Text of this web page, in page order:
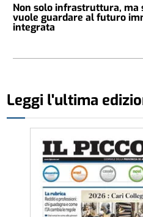
Non solo infrastruttura, ma
vuole guardare al futuro
integrata
Leggi l'ultima